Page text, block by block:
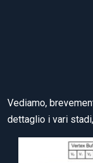
Vediamo,
dettaglio i vari